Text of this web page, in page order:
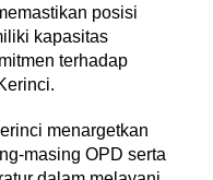
posisi
kapasitas
terhadap
menargetkan
masing OPD serta